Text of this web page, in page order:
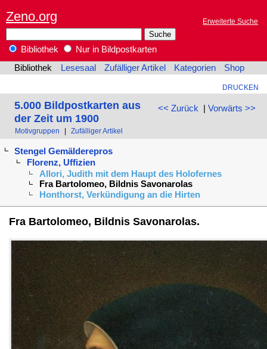
Zeno.org Erweiterte Suche
Bibliothek
Nur in Bildpostkarten
Bibliothek
Lesesaal Zufälliger Artikel Kategorien Shop
DRUCKEN
<< Zurück | Vorwärts >>
5.000 Bildpostkarten aus
der Zeit um 1900
Motivgruppen Zufälliger Artikel
Stengel Gemälderepros
Florenz, Uffizien
Allori, Judith mit dem Haupt des Holofernes
Fra Bartolomeo, Bildnis Savonarolas
Honthorst, Verkündigung an die Hirten
Fra Bartolomeo, Bildnis Savonarolas.